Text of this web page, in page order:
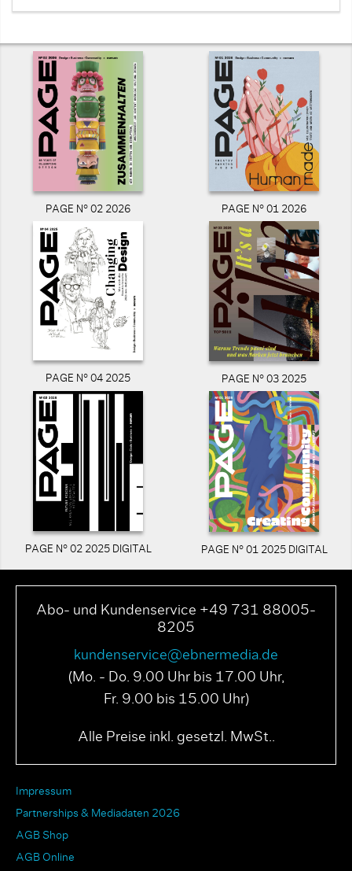
PAGE N° 02 2026 PAGE N° 01 2026
PAGE N° 04 2025 PAGE N° 03 2025
PAGE N° 02 2025 DIGITAL PAGE N° 01 2025 DIGITAL
Abo- und Kundenservice +49 731 88005-
8205
kundenservice@ebnermedia.de
(Mo. - Do. 9.00 Uhr bis 17.00 Uhr,
Fr. 9.00 bis 15.00 Uhr)
Alle Preise inkl. gesetzl. MwSt..
Impressum
Partnerships & Mediadaten 2026
AGB Shop
AGB Online